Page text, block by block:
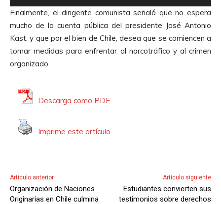
e
A
u
d
i
e
p
r
o
d
u
d
i
Finalmente, el dirigente comunista señaló que no espera
mucho de la cuenta pública del presidente José Antonio
Kast, y que por el bien de Chile, desea que se comiencen a
tomar medidas para enfrentar al narcotráfico y al crimen
organizado.
Descarga como PDF
Imprime este artículo
Artículo anterior
Organización de Naciones
Originarias en Chile culmina
Artículo siguiente
Estudiantes convierten sus
testimonios sobre derechos